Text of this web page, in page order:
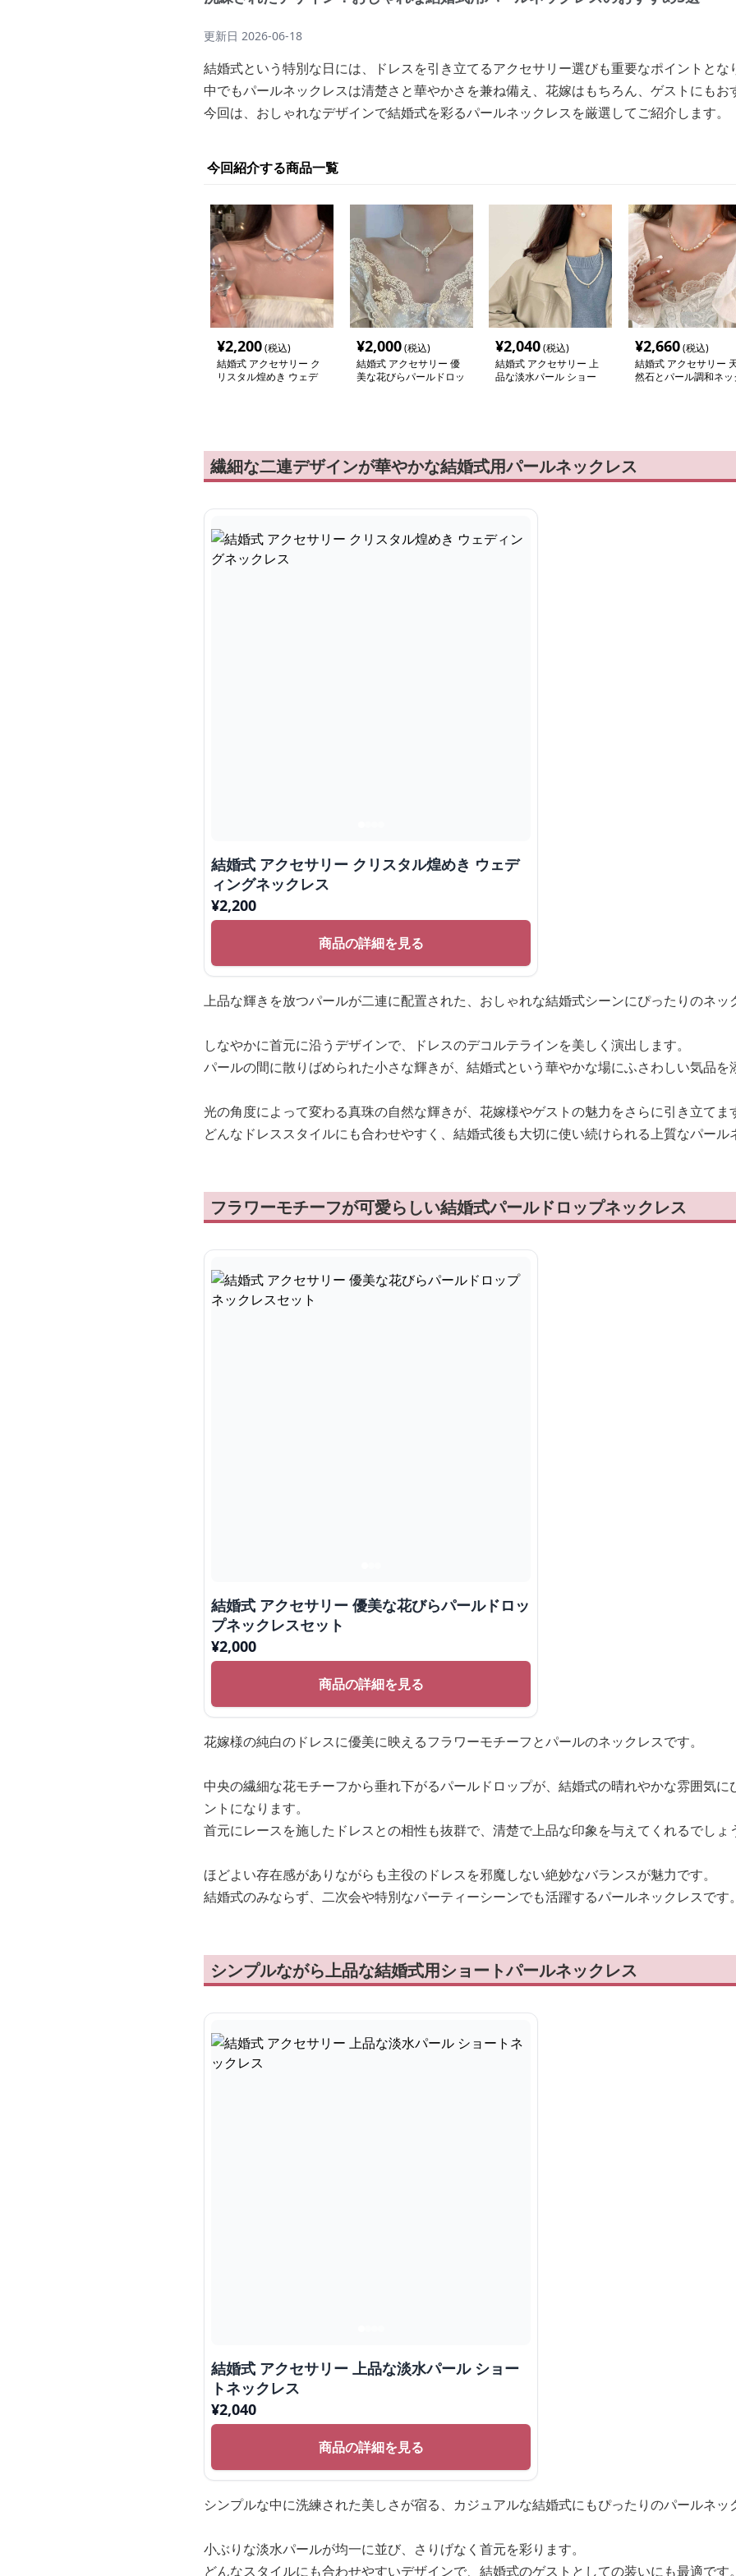
更新日 2026-06-18
結婚式という特別な日には、ドレスを引き立てるアクセサリー選びも重要なポイントとな
中でもパールネックレスは清楚さと華やかさを兼ね備え、花嫁はもちろん、ゲストにもお
今回は、おしゃれなデザインで結婚式を彩るパールネックレスを厳選してご紹介します。
今回紹介する商品一覧
¥2,200(税込)
結婚式 アクセサリー ク
リスタル煌めき ウェデ
¥2,000(税込)
結婚式 アクセサリー 優
美な花びらパールドロッ
¥2,040(税込)
結婚式 アクセサリー 上
品な淡水パール ショー
¥2,660(税込)
結婚式 アクセサリー
然石とパール調和ネッ
繊細な二連デザインが華やかな結婚式用パールネックレス
結婚式 アクセサリー クリスタル煌めき ウェデ
ィングネックレス
¥2,200
商品の詳細を見る
上品な輝きを放つパールが二連に配置された、おしゃれな結婚式シーンにぴったりのネッ
しなやかに首元に沿うデザインで、ドレスのデコルテラインを美しく演出します。
パールの間に散りばめられた小さな輝きが、結婚式という華やかな場にふさわしい気品を
光の角度によって変わる真珠の自然な輝きが、花嫁様やゲストの魅力をさらに引き立てま
どんなドレススタイルにも合わせやすく、結婚式後も大切に使い続けられる上質なパール
フラワーモチーフが可愛らしい結婚式パールドロップネックレス
結婚式 アクセサリー 優美な花びらパールドロッ
プネックレスセット
¥2,000
商品の詳細を見る
花嫁様の純白のドレスに優美に映えるフラワーモチーフとパールのネックレスです。
中央の繊細な花モチーフから垂れ下がるパールドロップが、結婚式の晴れやかな雰囲気
ントになります。
首元にレースを施したドレスとの相性も抜群で、清楚で上品な印象を与えてくれるでしょ
ほどよい存在感がありながらも主役のドレスを邪魔しない絶妙なバランスが魅力です。
結婚式のみならず、二次会や特別なパーティーシーンでも活躍するパールネックレスです。
シンプルながら上品な結婚式用ショートパールネックレス
結婚式 アクセサリー 上品な淡水パール ショー
トネックレス
¥2,040
商品の詳細を見る
シンプルな中に洗練された美しさが宿る、カジュアルな結婚式にもぴったりのパールネッ
小ぶりな淡水パールが均一に並び、さりげなく首元を彩ります。
どんなスタイルにも合わせやすいデザインで、結婚式のゲストとしての装いにも最適です。